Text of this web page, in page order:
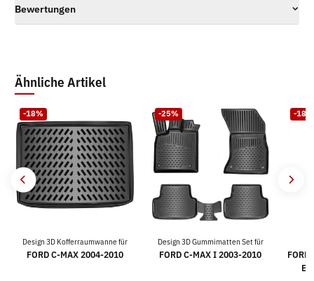
Bewertungen
Ähnliche Artikel
-18%
Design 3D Kofferraumwanne für
FORD C-MAX 2004-2010
-25%
Design 3D Gummimatten Set für
FORD C-MAX I 2003-2010
-18%